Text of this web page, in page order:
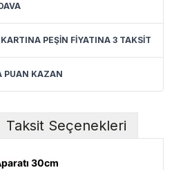
PEŞİN FİYATINA 3 TAKSİT
PUAN KAZAN
Taksit Seçenekleri
30cm